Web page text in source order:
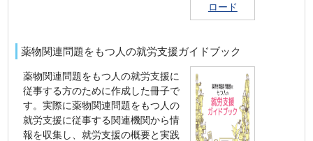
ロード
薬物関連問題をもつ人の就労支援ガイドブック
薬物関連問題をもつ人の就労支援に
従事する方のために作成した冊子で
す。実際に薬物関連問題をもつ人の
就労支援に従事する関連機関から情
報を収集し、就労支援の概要と実践